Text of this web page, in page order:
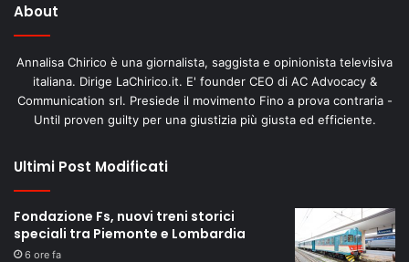
About
Annalisa Chirico è una giornalista, saggista e opinionista televisiva
italiana. Dirige LaChirico.it. E' founder CEO di AC Advocacy &
Communication srl. Presiede il movimento Fino a prova contraria -
Until proven guilty per una giustizia più giusta ed efficiente.
Ultimi Post Modificati
Fondazione Fs, nuovi treni storici
speciali tra Piemonte e Lombardia
6 ore fa